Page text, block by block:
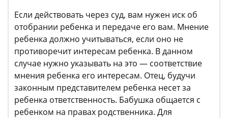
Если действовать через суд, вам нужен иск об
отобрании ребенка и передаче его вам. Мнение
ребенка должно учитываться, если оно не
противоречит интересам ребенка. В данном
случае нужно указывать на это — соответствие
мнения ребенка его интересам. Отец, будучи
законным представителем ребенка несет за
ребенка ответственность. Бабушка общается с
ребенком на правах родственника. Для